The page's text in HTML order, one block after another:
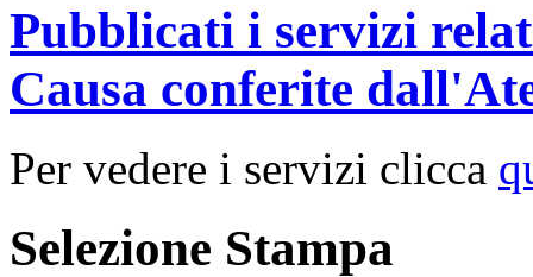
Pubblicati i servizi
Causa conferite
Per vedere i servizi clicca
Selezione Stampa